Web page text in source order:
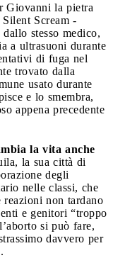
Giovanni la pietra
Scream -
stesso medico,
a ultrasuoni durante
di fuga nel
trovato dalla
usato durante
e lo smembra,
appena precedente
la vita anche
la sua città di
degli
nelle classi, che
non tardano
e genitori “troppo
si può fare,
davvero per